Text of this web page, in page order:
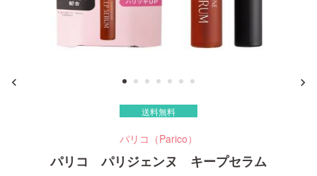
送料無料
パリコ（Parico）
パリコ パリジェンヌ キープセラム